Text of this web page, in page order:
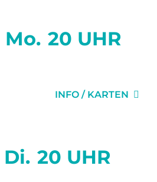
Mo. 20 UHR
INFO / KARTEN
Di. 20 UHR